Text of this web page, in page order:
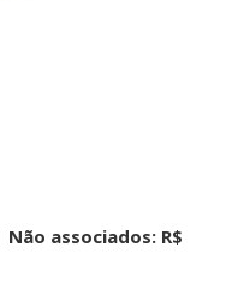
Não associados: R$